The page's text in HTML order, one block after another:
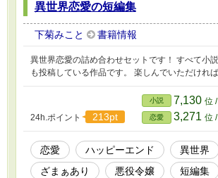
異世界恋愛の短編集
下菊みこと 書籍情報
異世界恋愛の詰め合わせセットです！ すべて小
も投稿している作品です。 楽しんでいただけれ
24h.ポイント 213pt
小説 7,130 位
恋愛 3,271 位
恋愛 ハッピーエンド
異世界
ざまぁあり
悪役令嬢 短編集